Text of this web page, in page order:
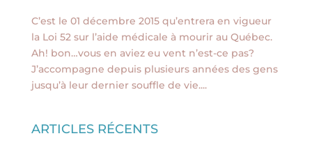
C’est le 01 décembre 2015 qu’entrera en vigueur
la Loi 52 sur l’aide médicale à mourir au Québec.
Ah! bon…vous en aviez eu vent n’est-ce pas?
J’accompagne depuis plusieurs années des gens
jusqu’à leur dernier souffle de vie....
ARTICLES RÉCENTS